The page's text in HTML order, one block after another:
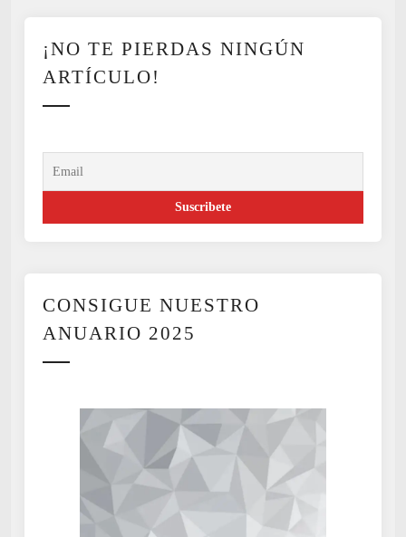
¡NO TE PIERDAS NINGÚN
ARTÍCULO!
CONSIGUE NUESTRO
ANUARIO 2025